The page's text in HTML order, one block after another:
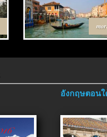
อังกฤษตอนใ